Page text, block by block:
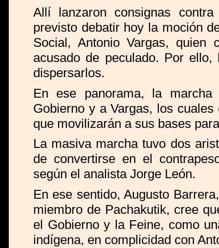
Allí lanzaron consignas
previsto debatir hoy la moción
Social, Antonio Vargas,
acusado de peculado. Por
dispersarlos.
En ese panorama, la
Gobierno y a Vargas, los
que movilizarán a sus bases
La masiva marcha tuvo dos
de convertirse en el
según el analista Jorge León.
En ese sentido, Augusto
miembro de Pachakutik, cree
el Gobierno y la Feine, como
indígena, en complicidad con